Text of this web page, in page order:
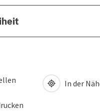
In der